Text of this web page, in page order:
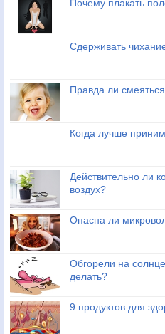
Почему плакать
Сдерживать
Правда ли
Когда лучше
Действительно ли
воздух?
Опасна ли
Обгорели на
делать?
9 продуктов для